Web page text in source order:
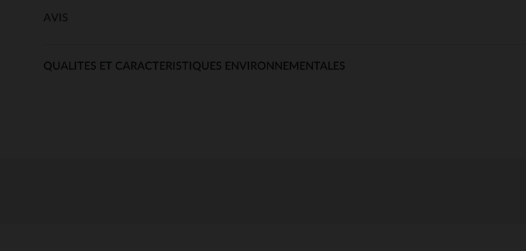
AVIS
QUALITES ET CARACTERISTIQUES ENVIRONNEMENTALES